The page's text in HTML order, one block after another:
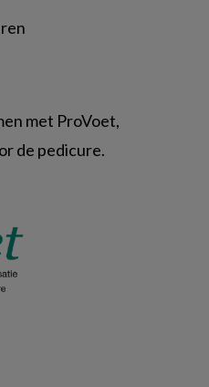
met ProVoet,
de pedicure.